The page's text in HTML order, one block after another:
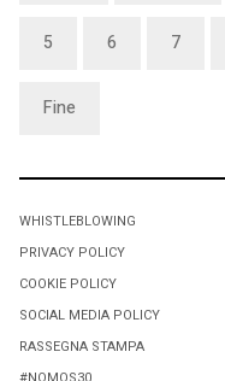
5 6 7
Fine
WHISTLEBLOWING
PRIVACY POLICY
COOKIE POLICY
SOCIAL MEDIA POLICY
RASSEGNA STAMPA